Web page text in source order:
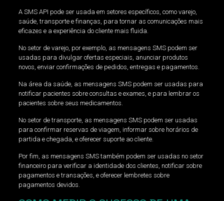
A SMS API pode ser usada em setores específicos, como varejo,
saúde, transporte e finanças, para tornar as comunicações mais
eficazes e a experiência do cliente mais fluida.
No setor de varejo, por exemplo, as mensagens SMS podem ser
usadas para divulgar ofertas especiais, anunciar produtos
novos, enviar confirmações de pedidos, entregas e pagamentos.
Na área da saúde, as mensagens SMS podem ser usadas para
notificar pacientes sobre consultas e exames, e para lembrar os
pacientes sobre seus medicamentos.
No setor de transporte, as mensagens SMS podem ser usadas
para confirmar reservas de viagem, informar sobre horários de
partida e chegada, e oferecer suporte ao cliente.
Por fim, as mensagens SMS também podem ser usadas no setor
financeiro para verificar a identidade dos clientes, notificar sobre
pagamentos e transações, e oferecer lembretes sobre
pagamentos devidos.